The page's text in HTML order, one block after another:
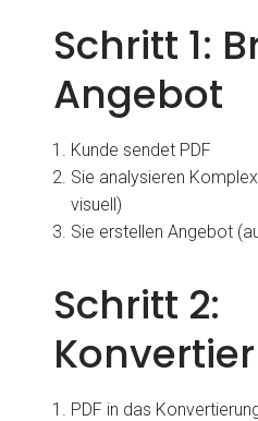
Schritt 1:
Angebot
Kunde sendet PDF
Sie analysieren
visuell)
Sie erstellen Angebot
Schritt 2:
PDF in das